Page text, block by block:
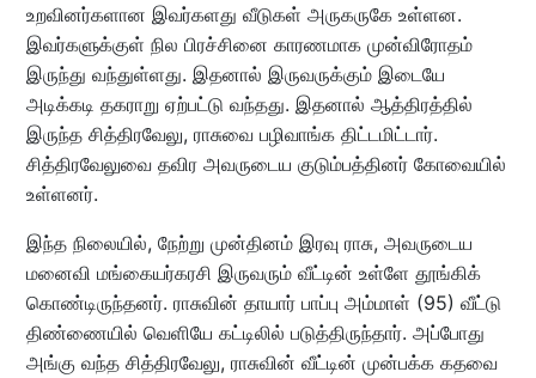
உறவினர்களான இவர்களது வீடுகள் அருகருகே உள்ளன.
இவர்களுக்குள் நில பிரச்சினை காரணமாக முன்விரோதம்
இருந்து வந்துள்ளது. இதனால் இருவருக்கும் இடையே
அடிக்கடி தகராறு ஏற்பட்டு வந்தது. இதனால் ஆத்திரத்தில்
இருந்த சித்திரவேலு, ராசுவை பழிவாங்க திட்டமிட்டார்.
சித்திரவேலுவை தவிர அவருடைய குடும்பத்தினர் கோவையில்
உள்ளனர்.
இந்த நிலையில், நேற்று முன்தினம் இரவு ராசு, அவருடைய
மனைவி மங்கையர்கரசி இருவரும் வீட்டின் உள்ளே தூங்கிக்
கொண்டிருந்தனர். ராசுவின் தாயார் பாப்பு அம்மாள் (95) வீட்டு
திண்ணையில் வெளியே கட்டிலில் படுத்திருந்தார். அப்போது
அங்கு வந்த சித்திரவேலு, ராசுவின் வீட்டின் முன்பக்க கதவை